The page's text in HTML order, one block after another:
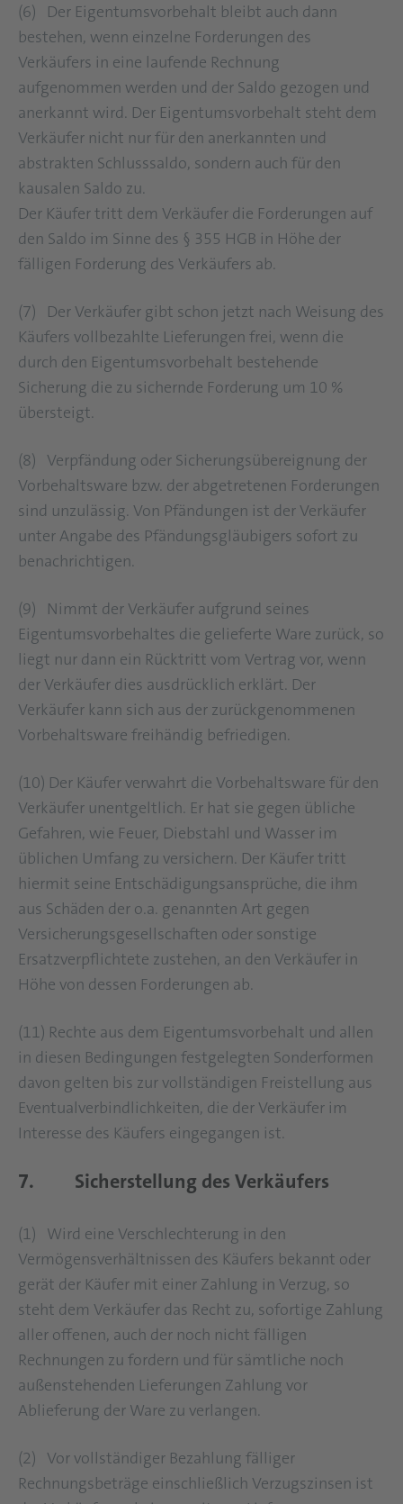
(6) Der Eigentumsvorbehalt bleibt auch dann
bestehen, wenn einzelne Forderungen des
Verkäufers in eine laufende Rechnung
aufgenommen werden und der Saldo gezogen und
anerkannt wird. Der Eigentumsvorbehalt steht dem
Verkäufer nicht nur für den anerkannten und
abstrakten Schlusssaldo, sondern auch für den
kausalen Saldo zu.
Der Käufer tritt dem Verkäufer die Forderungen auf
den Saldo im Sinne des § 355 HGB in Höhe der
fälligen Forderung des Verkäufers ab.
(7) Der Verkäufer gibt schon jetzt nach Weisung des
Käufers vollbezahlte Lieferungen frei, wenn die
durch den Eigentumsvorbehalt bestehende
Sicherung die zu sichernde Forderung um 10 %
übersteigt.
(8) Verpfändung oder Sicherungsübereignung der
Vorbehaltsware bzw. der abgetretenen Forderungen
sind unzulässig. Von Pfändungen ist der Verkäufer
unter Angabe des Pfändungsgläubigers sofort zu
benachrichtigen.
(9) Nimmt der Verkäufer aufgrund seines
Eigentumsvorbehaltes die gelieferte Ware zurück, so
liegt nur dann ein Rücktritt vom Vertrag vor, wenn
der Verkäufer dies ausdrücklich erklärt. Der
Verkäufer kann sich aus der zurückgenommenen
Vorbehaltsware freihändig befriedigen.
(10) Der Käufer verwahrt die Vorbehaltsware für den
Verkäufer unentgeltlich. Er hat sie gegen übliche
Gefahren, wie Feuer, Diebstahl und Wasser im
üblichen Umfang zu versichern. Der Käufer tritt
hiermit seine Entschädigungsansprüche, die ihm
aus Schäden der o.a. genannten Art gegen
Versicherungsgesellschaften oder sonstige
Ersatzverpflichtete zustehen, an den Verkäufer in
Höhe von dessen Forderungen ab.
(11) Rechte aus dem Eigentumsvorbehalt und allen
in diesen Bedingungen festgelegten Sonderformen
davon gelten bis zur vollständigen Freistellung aus
Eventualverbindlichkeiten, die der Verkäufer im
Interesse des Käufers eingegangen ist.
7. Sicherstellung des Verkäufers
(1) Wird eine Verschlechterung in den
Vermögensverhältnissen des Käufers bekannt oder
gerät der Käufer mit einer Zahlung in Verzug, so
steht dem Verkäufer das Recht zu, sofortige Zahlung
aller offenen, auch der noch nicht fälligen
Rechnungen zu fordern und für sämtliche noch
außenstehenden Lieferungen Zahlung vor
Ablieferung der Ware zu verlangen.
(2) Vor vollständiger Bezahlung fälliger
Rechnungsbeträge einschließlich Verzugszinsen ist